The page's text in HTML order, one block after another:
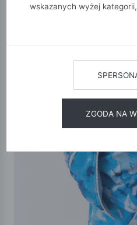
wskazanych wyżej
ZGODA NA